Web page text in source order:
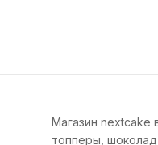
Магазин nextcake
топперы,